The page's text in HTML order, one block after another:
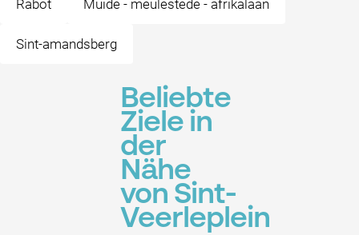
Rabot Muide - meulestede - afrikalaan
Sint-amandsberg
Beliebte
Ziele in
der
Nähe
von Sint-
Veerleplein